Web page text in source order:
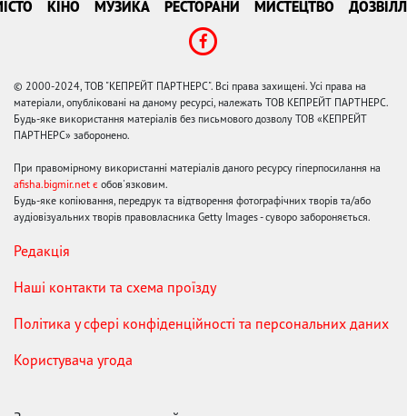
КІНО МУЗИКА РЕСТОРАНИ МИСТЕЦТВО
© 2000-2024, ТОВ "КЕПРЕЙТ ПАРТНЕРС". Всі права захищені. Усі права на
матеріали, опубліковані на даному ресурсі, належать ТОВ КЕПРЕЙТ ПАРТНЕРС.
Будь-яке використання матеріалів без письмового дозволу ТОВ «КЕПРЕЙТ
ПАРТНЕРС» заборонено.
При правомірному використанні матеріалів даного ресурсу гіперпосилання на
afisha.bigmir.net є обов'язковим.
Будь-яке копіювання, передрук та відтворення фотографічних творів та/або
аудіовізуальних творів правовласника Getty Images - суворо забороняється.
Редакція
Наші контакти та схема проїзду
Політика у сфері конфіденційності та персональних даних
Користувача угода